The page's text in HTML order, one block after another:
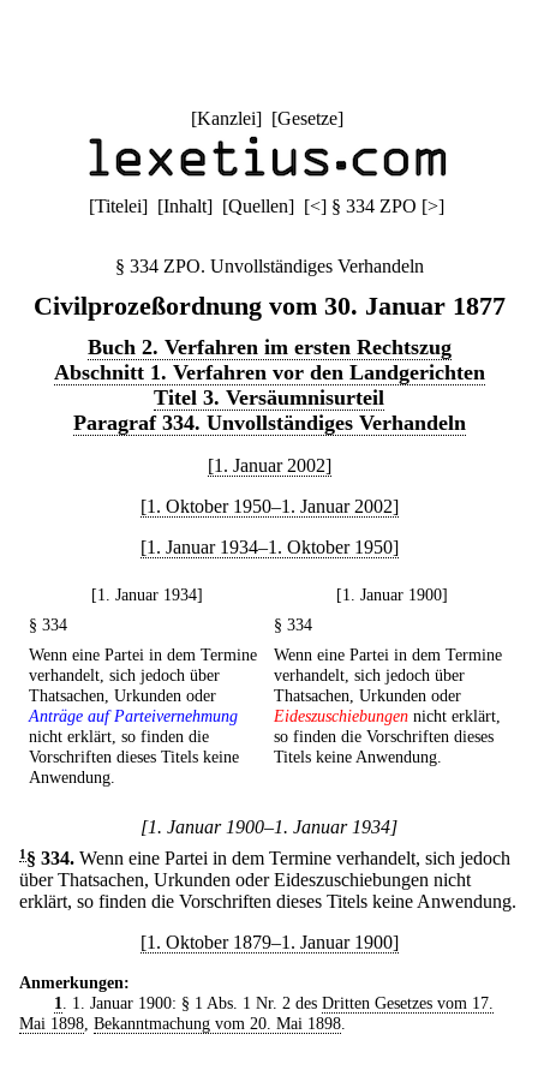
[Kanzlei] [Gesetze]
[Titelei] [Inhalt] [Quellen] [<] § 334 ZPO [>]
§ 334 ZPO. Unvollständiges Verhandeln
Civilprozeßordnung vom 30. Januar 1877
Buch 2. Verfahren im ersten Rechtszug
Abschnitt 1. Verfahren vor den Landgerichten
Titel 3. Versäumnisurteil
Paragraf 334. Unvollständiges Verhandeln
[1. Januar 2002]
[1. Oktober 1950–1. Januar 2002]
[1. Januar 1934–1. Oktober 1950]
[1. Januar 1934]
[1. Januar 1900]
§ 334
§ 334
Wenn eine Partei in dem Termine
verhandelt, sich jedoch über
Thatsachen, Urkunden oder
Anträge auf Parteivernehmung
nicht erklärt, so finden die
Vorschriften dieses Titels keine
Anwendung.
Wenn eine Partei in dem Termine
verhandelt, sich jedoch über
Thatsachen, Urkunden oder
Eideszuschiebungen nicht erklärt,
so finden die Vorschriften dieses
Titels keine Anwendung.
[1. Januar 1900–1. Januar 1934]
1§ 334. Wenn eine Partei in dem Termine verhandelt, sich jedoch
über Thatsachen, Urkunden oder Eideszuschiebungen nicht
erklärt, so finden die Vorschriften dieses Titels keine Anwendung.
[1. Oktober 1879–1. Januar 1900]
Anmerkungen:
1. 1. Januar 1900: § 1 Abs. 1 Nr. 2 des Dritten Gesetzes vom 17.
Mai 1898, Bekanntmachung vom 20. Mai 1898.